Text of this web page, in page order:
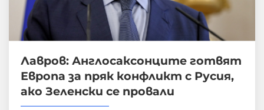
Лавров: Англосаксонците готвят
Европа за пряк конфликт с Русия,
ако Зеленски се провали